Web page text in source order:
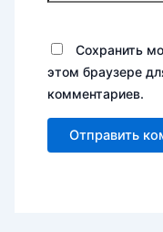
Сохранить
этом браузере
комментариев.